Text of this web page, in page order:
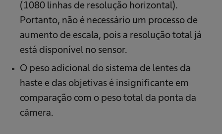
(1080 linhas de resolução horizontal).
Portanto, não é necessário um processo de
aumento de escala, pois a resolução total já
está disponível no sensor.
O peso adicional do sistema de lentes da
haste e das objetivas é insignificante em
comparação com o peso total da ponta da
câmera.